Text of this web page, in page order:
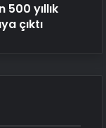
yıllık
çıktı